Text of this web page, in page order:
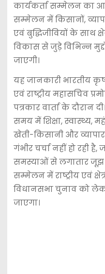
कार्यकर्ता सम्मेलन का
सम्मेलन में किसानों,
एवं बुद्धिजीवियों के साथ
विकास से जुड़े विभिन्न
जाएगी।
यह जानकारी भारतीय
एवं राष्ट्रीय महासचिव
पत्रकार वार्ता के दौरान
समय में शिक्षा, स्वास्थ्य,
खेती-किसानी और
गंभीर चर्चा नहीं हो रही
समस्याओं से लगातार जूझ
सम्मेलन में राष्ट्रीय एवं
विधानसभा चुनाव को
जाएगा।